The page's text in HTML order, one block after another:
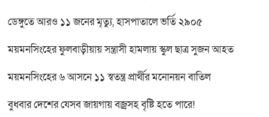
ডেঙ্গুতে আরও ১১ জনের মৃত্যু, হাসপাতালে ভর্তি ২৯০৫
ময়মনসিংহের ফুলবাড়ীয়ায় সন্ত্রাসী হামলায় স্কুল ছাত্র সুজন আহত
ময়মনসিংহের ৬ আসনে ১১ স্বতন্ত্র প্রার্থীর মনোনয়ন বাতিল
বুধবার দেশের যেসব জায়গায় বজ্রসহ বৃষ্টি হতে পারে!